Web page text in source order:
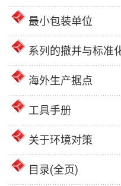
最小包装单位
系列的撤并与标准
海外生产据点
工具手册
关于环境对策
目录(全页)